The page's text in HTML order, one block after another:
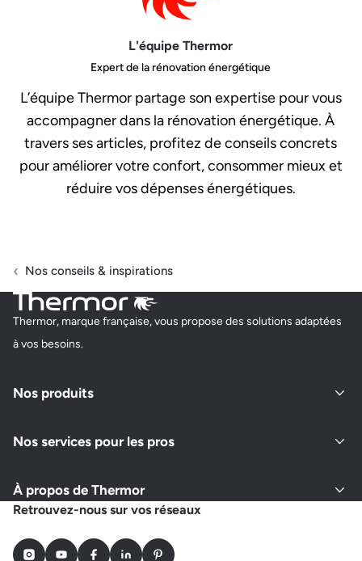
L'équipe Thermor
Expert de la rénovation énergétique
L’équipe Thermor partage son expertise pour vous
accompagner dans la rénovation énergétique. À
travers ses articles, profitez de conseils concrets
pour améliorer votre confort, consommer mieux et
réduire vos dépenses énergétiques.
Nos conseils & inspirations
Thermor, marque française, vous propose des solutions adaptées
à vos besoins.
Nos produits
Nos services pour les pros
À propos de Thermor
Retrouvez-nous sur vos réseaux